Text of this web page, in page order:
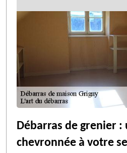
Débarras de grenier :
chevronnée à votre